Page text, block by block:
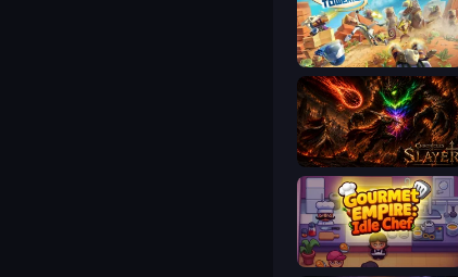
Day D Tower Rush
Chronicles of Slayer